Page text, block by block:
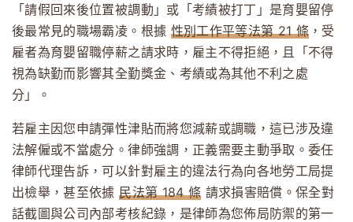
「請假回來後位置被調動」或「考績被打丁」是育嬰留停
後最常見的職場霸凌。根據 性別工作平等法第 21 條 ，受
雇者為育嬰留職停薪之請求時，雇主不得拒絕，且「不得
視為缺勤而影響其全勤獎金、考績或為其他不利之處
分」。
若雇主因您申請彈性津貼而將您減薪或調職，這已涉及違
法解僱或不當處分。律師強調，正義需要主動爭取。委任
律師代理告訴，可以針對雇主的違法行為向各地勞工局提
出檢舉，甚至依據民法第 184 條 請求損害賠償。保全對
話截圖與公司內部考核紀錄，是律師為您佈局防禦的第一